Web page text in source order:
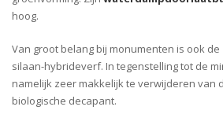
hoog.
Van groot belang bij monumenten is ook de
silaan-hybrideverf. In tegenstelling tot de
namelijk zeer makkelijk te verwijderen van
biologische decapant.